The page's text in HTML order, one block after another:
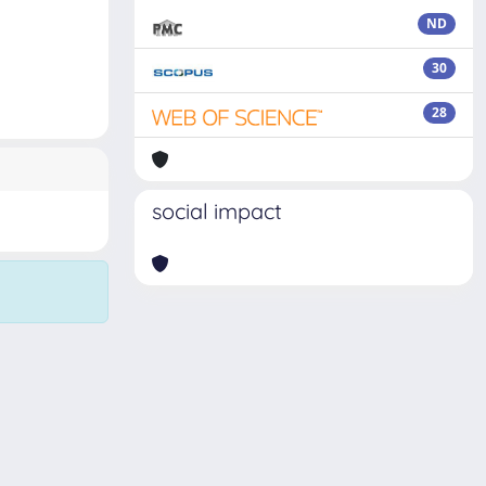
ND
30
28
social impact